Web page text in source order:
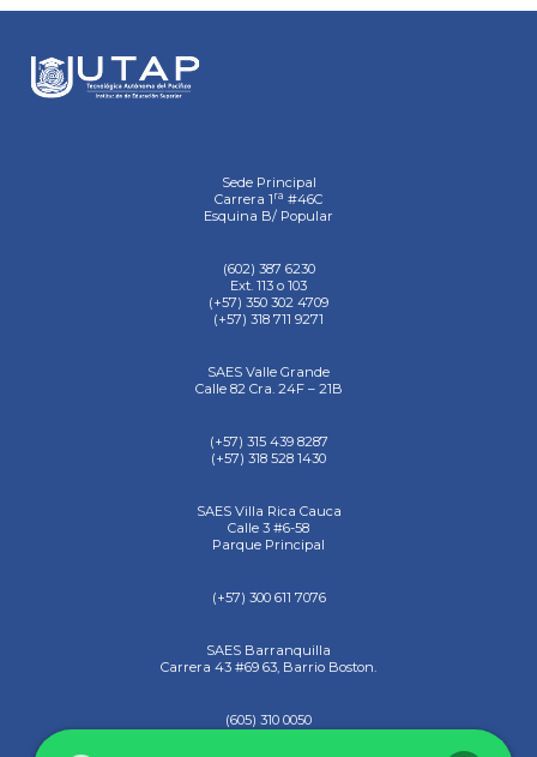
Sede Principal
Carrera 1 ra #46C
Esquina B/ Popular
(602) 387 6230
Ext. 113 o 103
(+57) 350 302 4709
(+57) 318 711 9271
SAES Valle Grande
Calle 82 Cra. 24F – 21B
(+57) 315 439 8287
(+57) 318 528 1430
SAES Villa Rica Cauca
Calle 3 #6-58
Parque Principal
(+57) 300 611 7076
SAES Barranquilla
Carrera 43 #69 63, Barrio Boston.
(605) 310 0050